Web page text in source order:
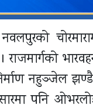
नहुञ्जेल झण्डै
पनि